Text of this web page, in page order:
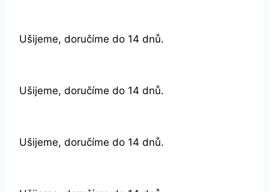
Ušijeme, doručíme do 14 dnů.
Ušijeme, doručíme do 14 dnů.
Ušijeme, doručíme do 14 dnů.